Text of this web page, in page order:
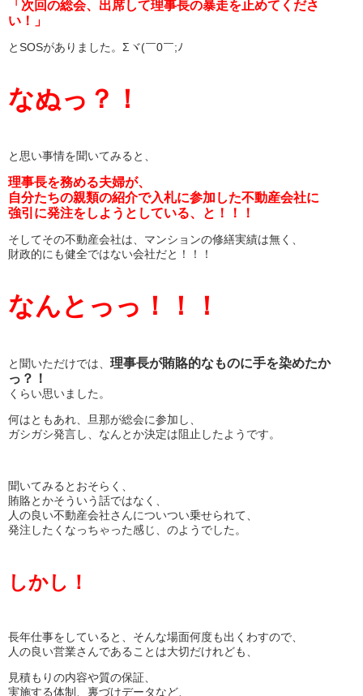
「次回の総会、出席して理事長の暴走を止めてくださ
い！」
とSOSがありました。Σヾ(￣0￣;ﾉ
なぬっ？！
と思い事情を聞いてみると、
理事長を務める夫婦が、
自分たちの親類の紹介で入札に参加した不動産会社に
強引に発注をしようとしている、と！！！
そしてその不動産会社は、マンションの修繕実績は無く、
財政的にも健全ではない会社だと！！！
なんとっっ！！！
と聞いただけでは、 理事長が賄賂的なものに手を染めたか
っ？！
くらい思いました。
何はともあれ、旦那が総会に参加し、
ガシガシ発言し、なんとか決定は阻止したようです。
聞いてみるとおそらく、
賄賂とかそういう話ではなく、
人の良い不動産会社さんについつい乗せられて、
発注したくなっちゃった感じ、のようでした。
しかし！
長年仕事をしていると、そんな場面何度も出くわすので、
人の良い営業さんであることは大切だけれども、
見積もりの内容や質の保証、
実施する体制、裏づけデータなど、